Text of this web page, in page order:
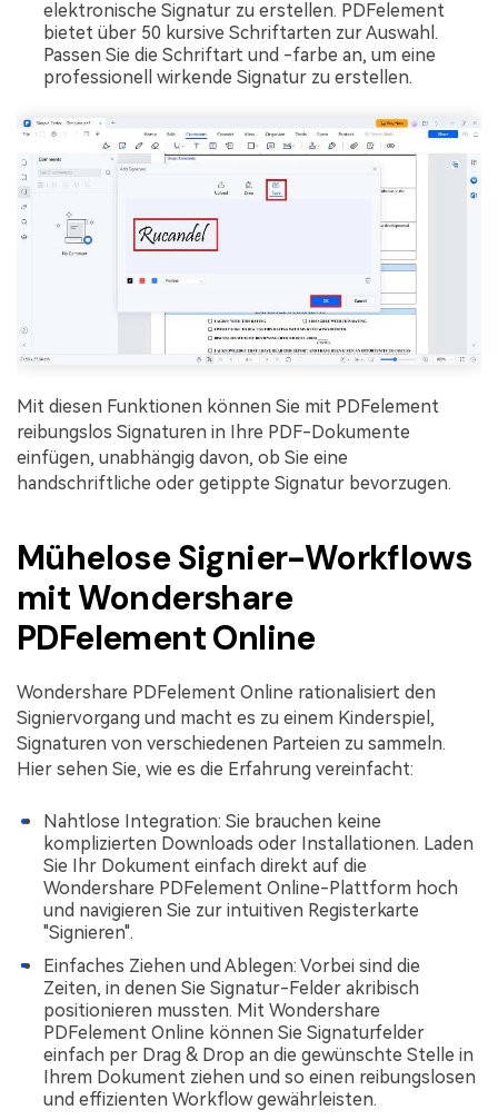
elektronische Signatur zu erstellen. PDFelement
bietet über 50 kursive Schriftarten zur Auswahl.
Passen Sie die Schriftart und -farbe an, um eine
professionell wirkende Signatur zu erstellen.
Mit diesen Funktionen können Sie mit PDFelement
reibungslos Signaturen in Ihre PDF-Dokumente
einfügen, unabhängig davon, ob Sie eine
handschriftliche oder getippte Signatur bevorzugen.
Mühelose Signier-Workflows
mit Wondershare
PDFelement Online
Wondershare PDFelement Online rationalisiert den
Signiervorgang und macht es zu einem Kinderspiel,
Signaturen von verschiedenen Parteien zu sammeln.
Hier sehen Sie, wie es die Erfahrung vereinfacht:
Nahtlose Integration: Sie brauchen keine
komplizierten Downloads oder Installationen. Laden
Sie Ihr Dokument einfach direkt auf die
Wondershare PDFelement Online-Plattform hoch
und navigieren Sie zur intuitiven Registerkarte
"Signieren".
Einfaches Ziehen und Ablegen: Vorbei sind die
Zeiten, in denen Sie Signatur-Felder akribisch
positionieren mussten. Mit Wondershare
PDFelement Online können Sie Signaturfelder
einfach per Drag & Drop an die gewünschte Stelle in
Ihrem Dokument ziehen und so einen reibungslosen
und effizienten Workflow gewährleisten.